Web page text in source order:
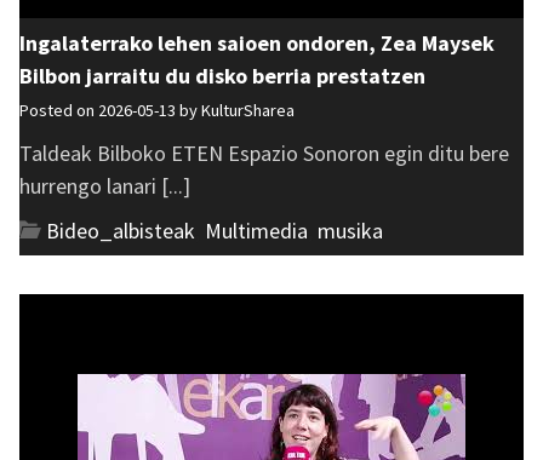
Ingalaterrako lehen saioen ondoren, Zea Maysek
Bilbon jarraitu du disko berria prestatzen
Posted on 2026-05-13 byKulturSharea
Taldeak Bilboko ETEN Espazio Sonoron egin ditu bere
hurrengo lanari [...]
Bideo_albisteak Multimedia musika